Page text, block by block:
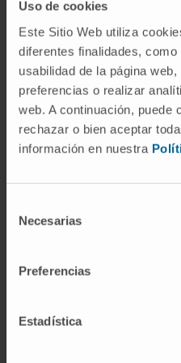
Uso de cookies
Este Sitio Web utiliza
diferentes finalidades,
usabilidad de la página
preferencias o realizar
web. A continuación, puede
rechazar o bien aceptar
información en nuestra
Necesarias
Preferencias
Estadística
de estos resultados nos
de las autoridades
clínico de fase I. Nuestro
de Estados Unidos.
EMA, en Europa, y
Agencia Española de
Sanitarios”.
técnica del Cima. El
Dr.
objetivo será
evaluar
del CM-352 en
programada de
evitar posibles